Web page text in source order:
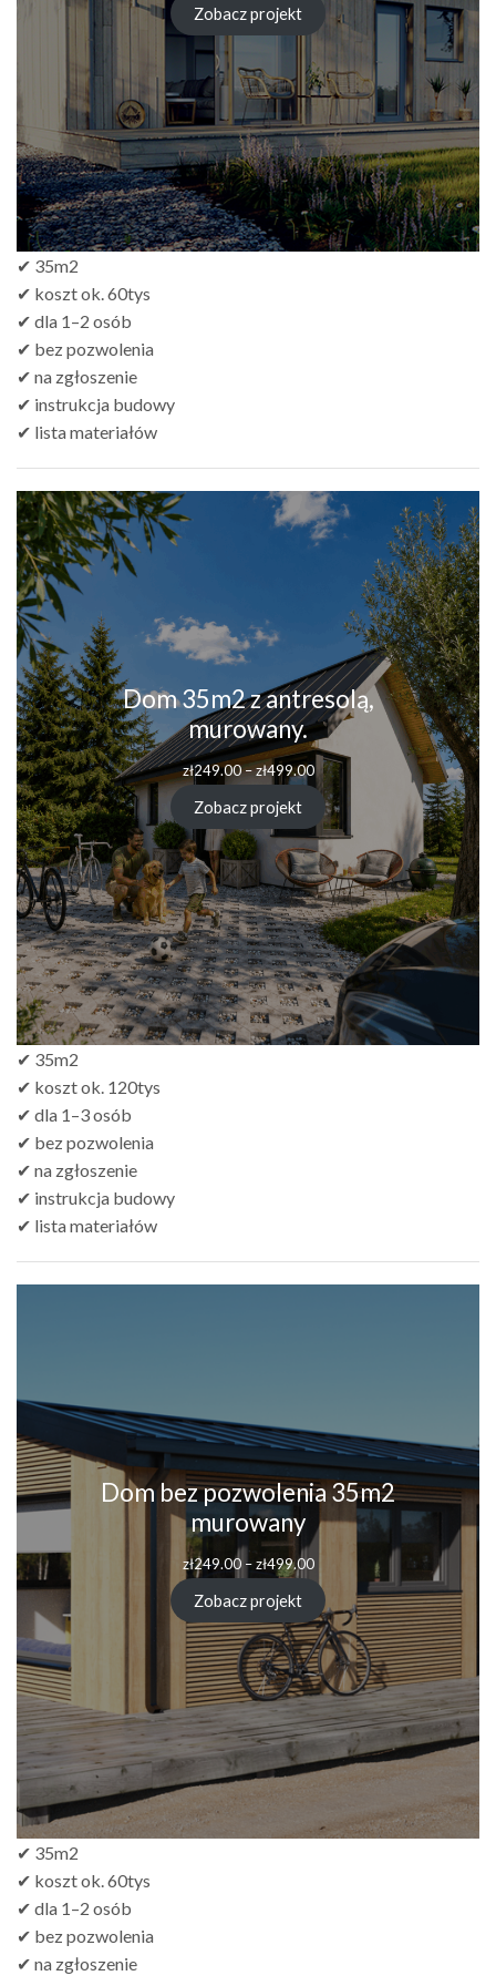
zł249.00
zł499.00
Zobacz projekt
✔ 35m2
✔ koszt ok. 60tys
✔ dla 1–2 osób
✔ bez pozwolenia
✔ na zgłoszenie
✔ instrukcja budowy
✔ lista materiałów
Dom 35m2 z antresolą,
murowany.
zł249.00–zł499.00Zakres
cen:
od
zł249.00
do
zł499.00
Zobacz projekt
✔ 35m2
✔ koszt ok. 120tys
✔ dla 1–3 osób
✔ bez pozwolenia
✔ na zgłoszenie
✔ instrukcja budowy
✔ lista materiałów
Dom bez pozwolenia 35m2
murowany
zł249.00 – zł499.00Zakres
od
zł249.00
do
zł499.00
Zobacz projekt
✔ 35m2
✔ koszt ok. 60tys
✔ dla 1–2 osób
✔ bez pozwolenia
✔ na zgłoszenie